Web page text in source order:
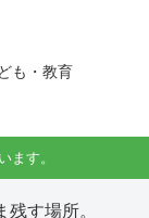
も・教育
ます。
す場所。